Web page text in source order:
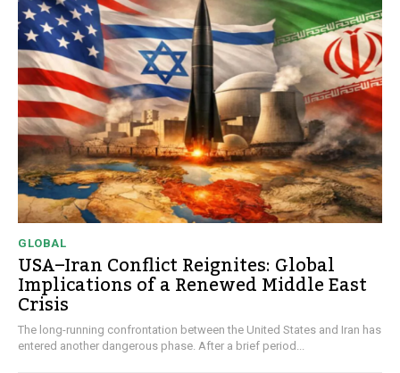
GLOBAL
USA–Iran Conflict Reignites: Global
Implications of a Renewed Middle East
Crisis
The long-running confrontation between the United States and Iran has
entered another dangerous phase. After a brief period...